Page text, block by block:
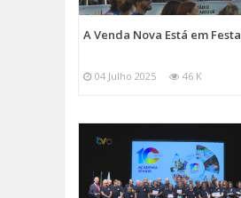
A Venda Nova Está em Festa
04 Julho 2025 46 K